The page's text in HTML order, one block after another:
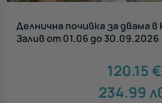
Делнична почивка за двама в
Залив от 01.06 до 30.09.2026
120.15€
234.99